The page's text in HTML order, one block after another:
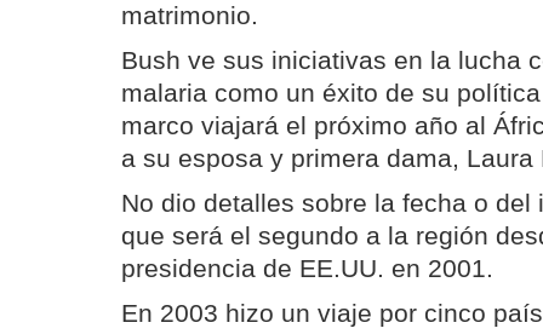
matrimonio.
Bush ve sus iniciativas en la lucha
malaria como un éxito de su
marco viajará el próximo año al
a su esposa y primera dama, Laura
No dio detalles sobre la fecha o del
que será el segundo a la región
presidencia de EE.UU. en 2001.
En 2003 hizo un viaje por cinco